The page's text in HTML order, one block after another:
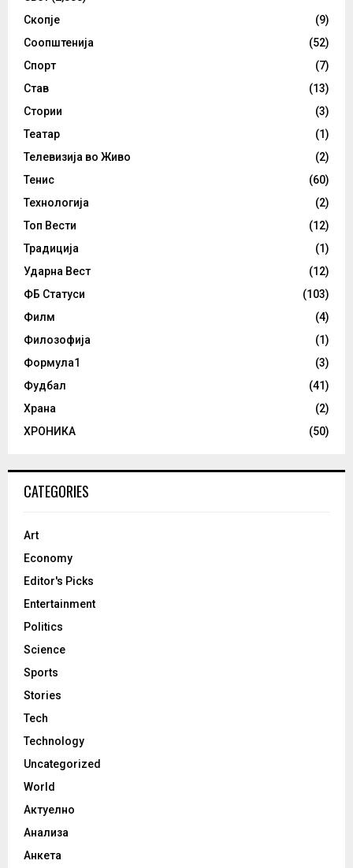
Скопје
(9)
Соопштенија
(52)
Спорт
(7)
Став
(13)
Стории
(3)
Театар
(1)
Телевизија во Живо
(2)
Тенис
(60)
Технологија
(2)
Топ Вести
(12)
Традиција
(1)
Ударна Вест
(12)
ФБ Статуси
(103)
Филм
(4)
Филозофија
(1)
Формула1
(3)
Фудбал
(41)
Храна
(2)
ХРОНИКА
(50)
CATEGORIES
Art
Economy
Editor's Picks
Entertainment
Politics
Science
Sports
Stories
Tech
Technology
Uncategorized
World
Актуелно
Анализа
Анкета